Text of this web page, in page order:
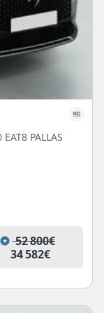
PALLAS
52 800€
34 582€